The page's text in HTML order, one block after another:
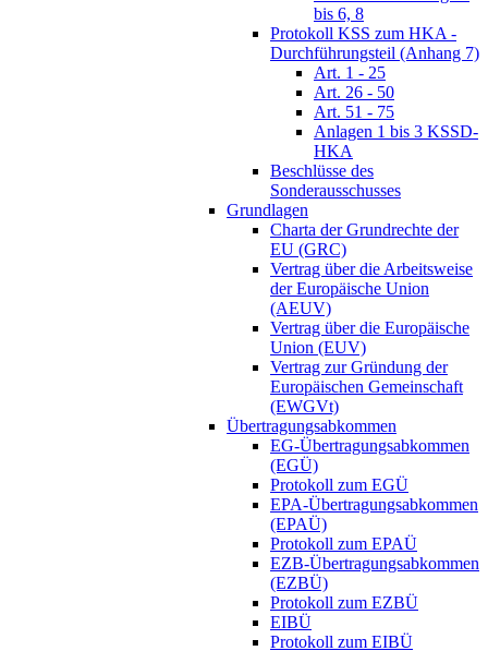
bis 6, 8
Protokoll KSS zum HKA -
Durchführungsteil (Anhang 7)
Art. 1 - 25
Art. 26 - 50
Art. 51 - 75
Anlagen 1 bis 3 KSSD-
HKA
Beschlüsse des
Sonderausschusses
Grundlagen
Charta der Grundrechte der
EU (GRC)
Vertrag über die Arbeitsweise
der Europäische Union
(AEUV)
Vertrag über die Europäische
Union (EUV)
Vertrag zur Gründung der
Europäischen Gemeinschaft
(EWGVt)
Übertragungsabkommen
EG-Übertragungsabkommen
(EGÜ)
Protokoll zum EGÜ
EPA-Übertragungsabkommen
(EPAÜ)
Protokoll zum EPAÜ
EZB-Übertragungsabkommen
(EZBÜ)
Protokoll zum EZBÜ
EIBÜ
Protokoll zum EIBÜ